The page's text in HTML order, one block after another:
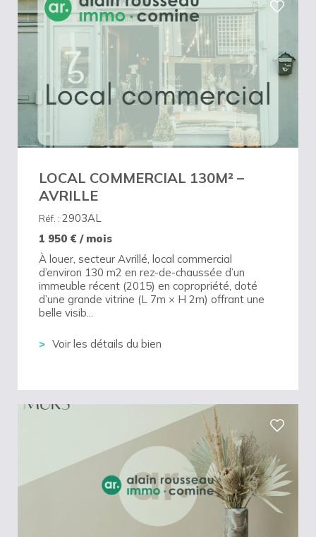
LOCAL COMMERCIAL 130M² –
AVRILLE
Réf. : 2903AL
1 950 € / mois
À louer, secteur Avrillé, local commercial
d’environ 130 m2 en rez-de-chaussée d’un
immeuble récent (2015) en copropriété, doté
d’une grande vitrine (L 7m × H 2m) offrant une
belle visib...
Voir les détails du bien